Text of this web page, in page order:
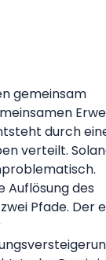
gemeinsam
durch
verteilt.
Auflösung des
Pfade. Der